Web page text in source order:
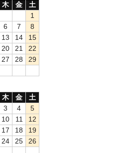
木 金
土
1
6 7
8
13 14
15
20 21
22
27 28
29
木 金
土
3 4
5
10 11
12
17 18
19
24 25
26